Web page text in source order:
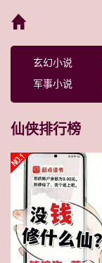
玄幻小说
军事小说
仙侠排行榜